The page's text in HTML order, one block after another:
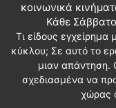
κοινωνικά
Κάθε
Τι είδους εγχείρημα
κύκλου; Σε αυτό το
μιαν απάντηση.
σχεδιασμένα να
χώρας